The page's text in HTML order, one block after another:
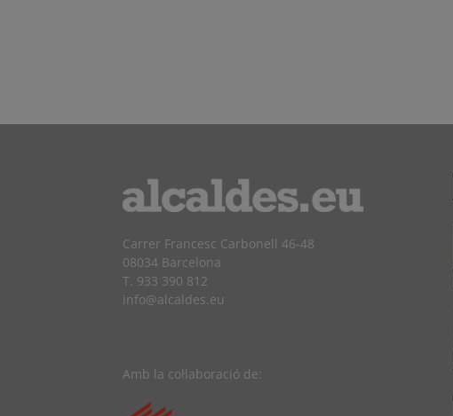
Carrer Francesc Carbonell 46-48
08034 Barcelona
T. 933 390 812
info@alcaldes.eu
Amb la col·laboració de: